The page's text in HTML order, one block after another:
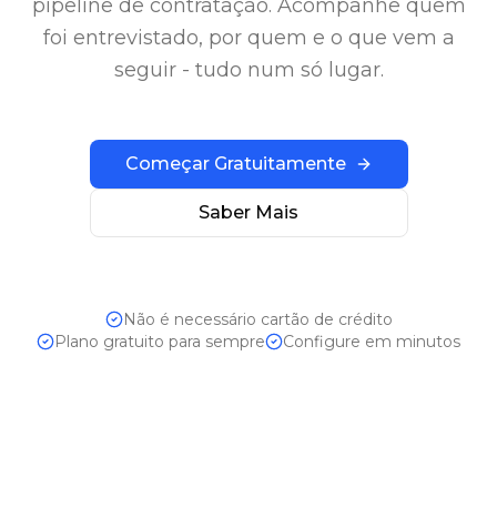
pipeline de contratação. Acompanhe quem
foi entrevistado, por quem e o que vem a
seguir - tudo num só lugar.
Começar Gratuitamente
Saber Mais
Não é necessário cartão de crédito
Plano gratuito para sempre
Configure em minutos